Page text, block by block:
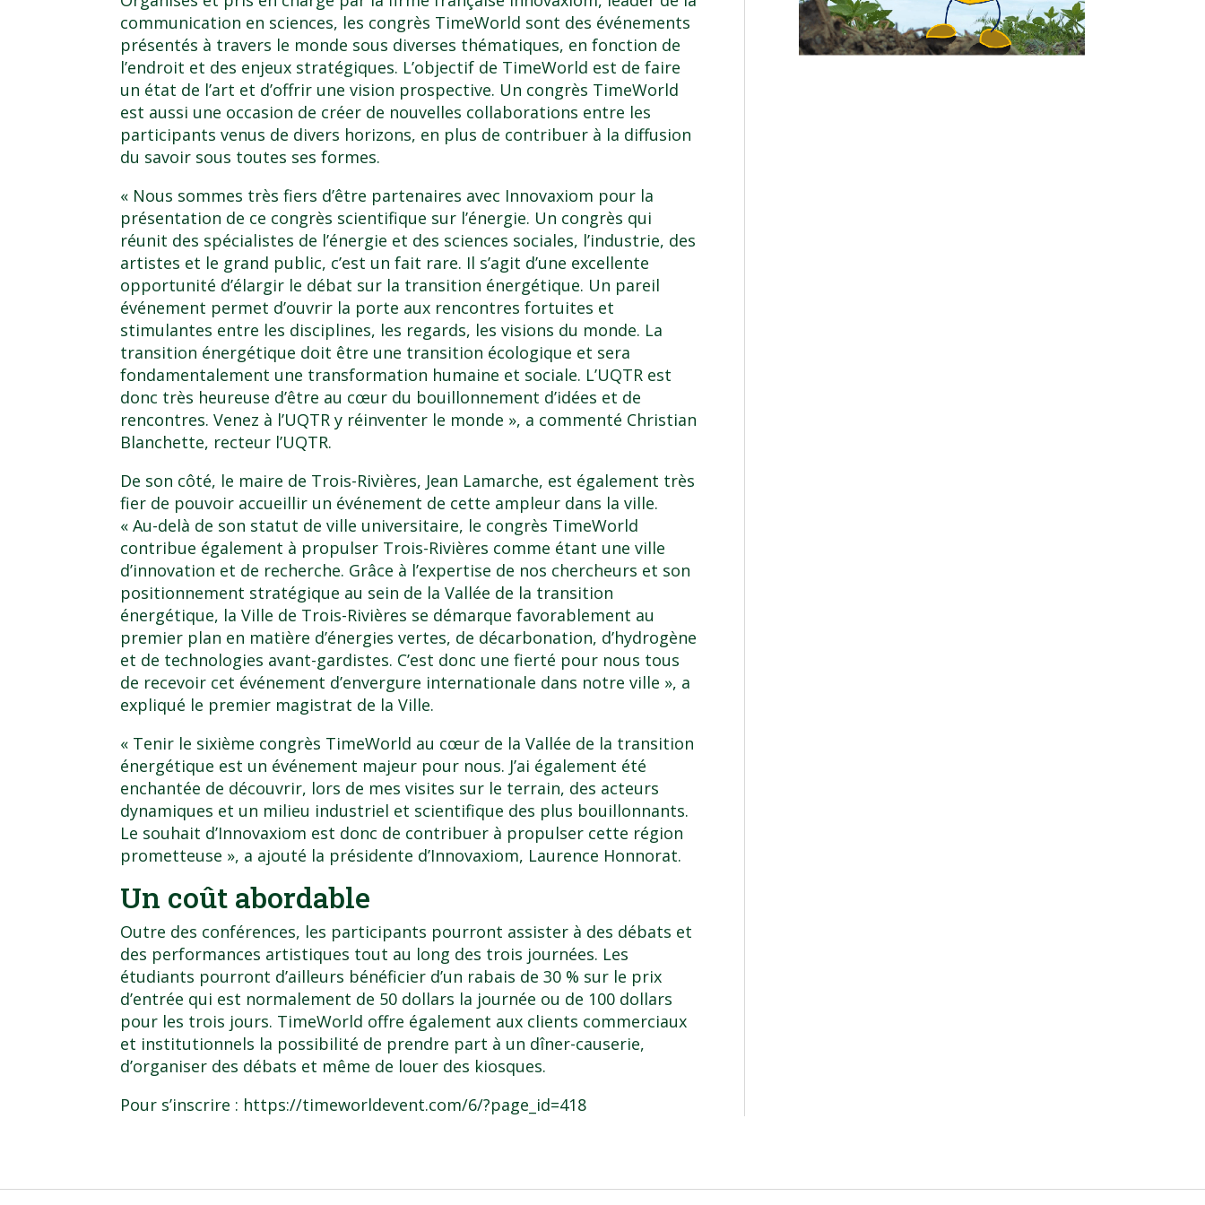
communication en sciences, les congrès TimeWorld sont des événements
présentés à travers le monde sous diverses thématiques, en fonction de
l’endroit et des enjeux stratégiques. L’objectif de TimeWorld est de faire
un état de l’art et d’offrir une vision prospective. Un congrès TimeWorld
est aussi une occasion de créer de nouvelles collaborations entre les
participants venus de divers horizons, en plus de contribuer à la diffusion
du savoir sous toutes ses formes.
« Nous sommes très fiers d’être partenaires avec Innovaxiom pour la
présentation de ce congrès scientifique sur l’énergie. Un congrès qui
réunit des spécialistes de l’énergie et des sciences sociales, l’industrie, des
artistes et le grand public, c’est un fait rare. Il s’agit d’une excellente
opportunité d’élargir le débat sur la transition énergétique. Un pareil
événement permet d’ouvrir la porte aux rencontres fortuites et
stimulantes entre les disciplines, les regards, les visions du monde. La
transition énergétique doit être une transition écologique et sera
fondamentalement une transformation humaine et sociale. L’UQTR est
donc très heureuse d’être au cœur du bouillonnement d’idées et de
rencontres. Venez à l’UQTR y réinventer le monde », a commenté Christian
Blanchette, recteur l’UQTR.
De son côté, le maire de Trois-Rivières, Jean Lamarche, est également très
fier de pouvoir accueillir un événement de cette ampleur dans la ville.
« Au-delà de son statut de ville universitaire, le congrès TimeWorld
contribue également à propulser Trois-Rivières comme étant une ville
d’innovation et de recherche. Grâce à l’expertise de nos chercheurs et son
positionnement stratégique au sein de laVallée de la transition
énergétique, la Ville de Trois-Rivières se démarque favorablement au
premier plan en matière d’énergies vertes, de décarbonation, d’hydrogène
et de technologies avant-gardistes. C’est donc une fierté pour nous tous
de recevoir cet événement d’envergure internationale dans notre ville », a
expliqué le premier magistrat de la Ville.
« Tenir le sixième congrès TimeWorld au cœur de la Vallée de la transition
énergétique est un événement majeur pour nous. J’ai également été
enchantée de découvrir, lors de mes visites sur le terrain, des acteurs
dynamiques et un milieu industriel et scientifique des plus bouillonnants.
Le souhait d’Innovaxiom est donc de contribuer à propulser cette région
prometteuse », a ajouté la présidente d’Innovaxiom, Laurence Honnorat.
Un coût abordable
Outre des conférences, les participants pourront assister à des débats et
des performances artistiques tout au long des trois journées. Les
étudiants pourront d’ailleurs bénéficier d’un rabais de 30 % sur le prix
d’entrée qui est normalement de 50 dollars la journée ou de 100 dollars
pour les trois jours. TimeWorld offre également aux clients commerciaux
et institutionnels la possibilité de prendre part à un dîner-causerie,
d’organiser des débats et même de louer des kiosques.
Pour s’inscrire : https://timeworldevent.com/6/?page_id=418